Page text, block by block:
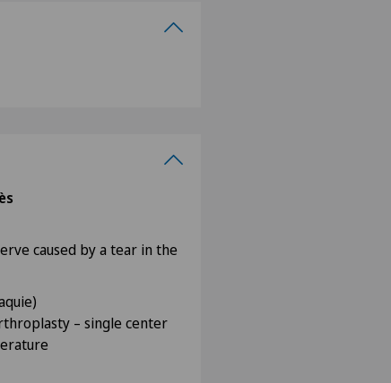
caused by a tear in the
– single center